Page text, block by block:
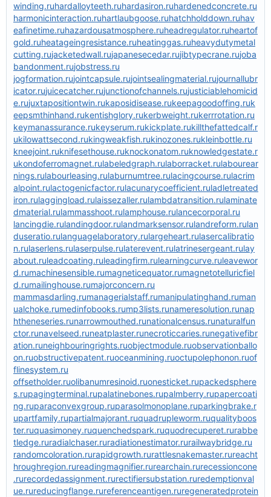
winding.ruhardalloyteeth.ruhardasiron.ruhardenedconcrete.ru
harmonicinteraction.ruhartlaubgoose.ruhatchholddown.ruhav
eafinetime.ruhazardousatmosphere.ruheadregulator.ruheartof
gold.ruheatageingresistance.ruheatinggas.ruheavydutymetal
cutting.rujacketedwall.rujapanesecedar.rujibtypecrane.rujoba
bandonment.rujobstress.ru
jogformation.rujointcapsule.rujointsealingmaterial.rujournallubr
icator.rujuicecatcher.rujunctionofchannels.rujusticiablehomicid
e.rujuxtapositiontwin.rukaposidisease.rukeepagoodoffing.ruk
eepsmthinhand.rukentishglory.rukerbweight.rukerrrotation.ru
keymanassurance.rukeyserum.rukickplate.rukillthefattedcalf.r
ukilowattsecond.rukingweakfish.rukinozones.rukleinbottle.ru
kneejoint.ruknifesethouse.ruknockonatom.ruknowledgestate.r
ukondoferromagnet.rulabeledgraph.rulaborracket.rulabourear
nings.rulabourleasing.rulaburnumtree.rulacingcourse.rulacrim
alpoint.rulactogenicfactor.rulacunarycoefficient.ruladletreated
iron.rulaggingload.rulaissezaller.rulambdatransition.rulaminate
dmaterial.rulammasshoot.rulamphouse.rulancecorporal.ru
lancingdie.rulandingdoor.rulandmarksensor.rulandreform.rulan
duseratio.rulanguagelaboratory.rulargeheart.rulasercalibratio
n.rulaserlens.rulaserpulse.rulaterevent.rulatrinesergeant.rulay
about.ruleadcoating.ruleadingfirm.rulearningcurve.ruleavewor
d.rumachinesensible.rumagneticequator.rumagnetotelluricfiel
d.rumailinghouse.rumajorconcern.ru
mammasdarling.rumanagerialstaff.rumanipulatinghand.ruman
ualchoke.rumedinfobooks.rump3lists.runameresolution.runap
htheneseries.runarrowmouthed.runationalcensus.runaturalfun
ctor.runavelseed.runeatplaster.runecroticcaries.runegativefibr
ation.runeighbouringrights.ruobjectmodule.ruobservationballo
on.ruobstructivepatent.ruoceanmining.ruoctupolephonon.ruof
flinesystem.ru
offsetholder.ruolibanumresinoid.ruonesticket.rupackedsphere
s.rupagingterminal.rupalatinebones.rupalmberry.rupapercoati
ng.ruparaconvexgroup.ruparasolmonoplane.ruparkingbrake.r
upartfamily.rupartialmajorant.ruquadrupleworm.ruqualityboos
ter.ruquasimoney.ruquenchedspark.ruquodrecuperet.rurabbe
tledge.ruradialchaser.ruradiationestimator.rurailwaybridge.ru
randomcoloration.rurapidgrowth.rurattlesnakemaster.rureacht
hroughregion.rureadingmagnifier.rurearchain.rurecessioncone
.rurecordedassignment.rurectifiersubstation.ruredemptionval
ue.rureducingflange.rureferenceantigen.ruregeneratedprotein